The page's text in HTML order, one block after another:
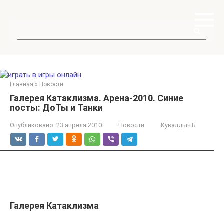
Главная » Новости
Галерея Катаклизма. Арена-2010. Синие
посты: ДоТы и Танки
Опубликовано: 23 апреля 2010 Новости КувалдычЪ
Галерея Катаклизма